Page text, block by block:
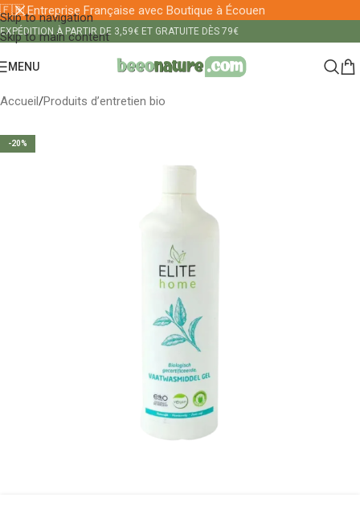
Skip to navigation
Skip to main content
🇫🇷 Entreprise Française avec Boutique à Écouen
EXPÉDITION À PARTIR DE 3,59€ ET GRATUITE DÈS 79€
MENU
Accueil/Produits d’entretien bio
-20%